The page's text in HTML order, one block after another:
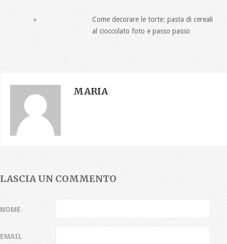
Come decorare le torte: pasta di cereali
al cioccolato foto e passo passo
MARIA
LASCIA UN COMMENTO
NOME
EMAIL